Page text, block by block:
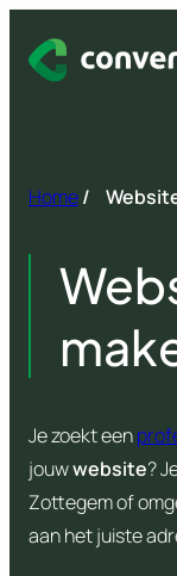
naar
Home/
Je zoekt een
jouwwebsite?
Zottegem of
aan het juiste